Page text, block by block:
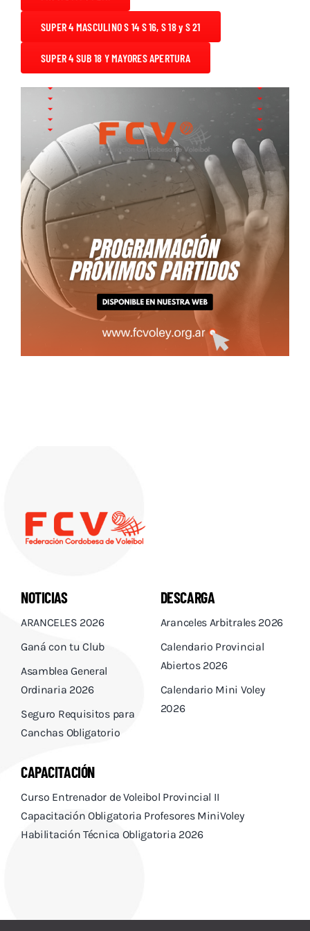
Aranceles 2026
Capacitación
Contacto
SUPER 4 MASCULINO S 14 S 16, S 18 y S 21
SUPER 4 SUB 18 Y MAYORES APERTURA
NOTICIAS
ARANCELES 2026
Ganá con tu Club
Asamblea General
Ordinaria 2026
Seguro Requisitos para
Canchas Obligatorio
DESCARGA
Aranceles Arbitrales 2026
Calendario Provincial
Abiertos 2026
Calendario Mini Voley
2026
CAPACITACIÓN
Curso Entrenador de Voleibol Provincial II
Capacitación Obligatoria Profesores MiniVoley
Habilitación Técnica Obligatoria 2026